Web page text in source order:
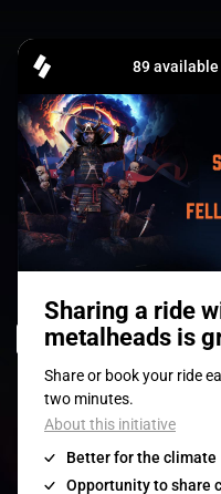
© 2008-2026- Apache
POLICY|CONDITIONS GÉNÉRALES
Contact:GENERAL|
NEIGHBOURS